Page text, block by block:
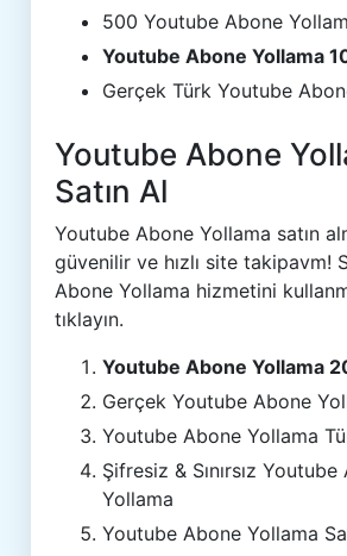
500 Youtube Abone
Youtube Abone Yollama
Gerçek Türk Youtube
Youtube Abone
Satın Al
Youtube Abone Yollama satın
güvenilir ve hızlı site takipavm!
Abone Yollama hizmetini
tıklayın.
Youtube Abone Yollama
Gerçek Youtube Abone
Youtube Abone Yollama
Şifresiz & Sınırsız
Yollama
Youtube Abone Yollama